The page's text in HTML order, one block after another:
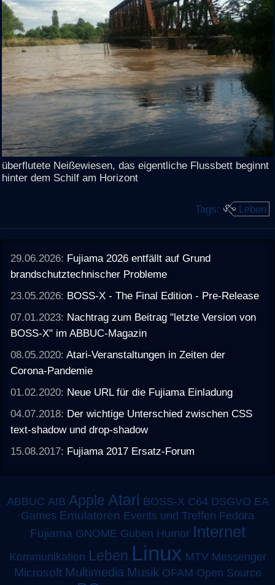
überflutete Neißewiesen, das eigentliche Flussbett beginnt
hinter dem Schilf am Horizont
Tags: Leben
29.06.2026: Fujiama 2026 entfällt auf Grund
brandschutztechnischer Probleme
23.05.2026: BOSS-X - The Final Edition - Pre-Release
07.01.2023: Nachtrag zum Beitrag "letzte Version von
BOSS-X" im ABBUC-Magazin
08.05.2020:Atari-Veranstaltungen in Zeiten der
Corona-Pandemie
01.02.2020: Neue URL für die Fujiama Einladung
04.07.2018: Der wichtige Unterschied zwischen CSS
text-shadow und drop-shadow
15.08.2017: Fujiama 2017 Ersatz-Forum
ABBUC AIB Apple Atari BOSS-X C64 DSGVO EA
Games Emulatoren Events und Treffen Fedora
Fujiama GNOME Guben Humor Internet
Kommunikation Leben Linux MTV Messenger
Microsoft Multimedia Musik OFAM Open Source